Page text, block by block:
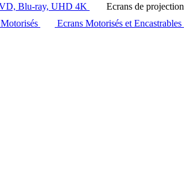
Blu-ray, UHD 4K
Ecrans de projection
Ecrans Motorisés et Encastrables